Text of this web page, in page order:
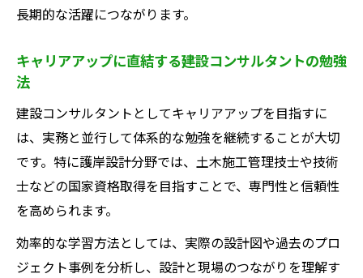
長期的な活躍につながります。
キャリアアップに直結する建設コンサルタントの勉強
法
建設コンサルタントとしてキャリアアップを目指すに
は、実務と並行して体系的な勉強を継続することが大切
です。特に護岸設計分野では、土木施工管理技士や技術
士などの国家資格取得を目指すことで、専門性と信頼性
を高められます。
効率的な学習方法としては、実際の設計図や過去のプロ
ジェクト事例を分析し、設計と現場のつながりを理解す